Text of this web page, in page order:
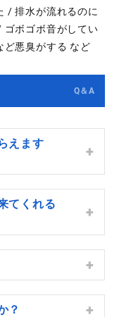
/ 排水が流れるのに
ボゴボ音がしてい
悪臭がする など
Q＆A
えます
てくれる
？